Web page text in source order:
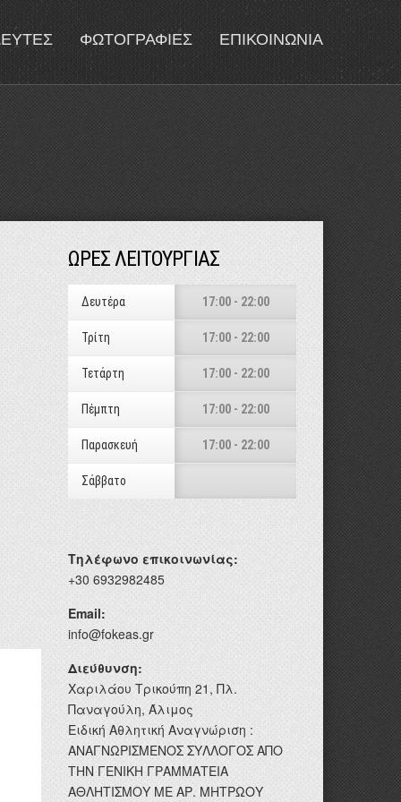
ΦΩΤΟΓΡΑΦΙΕΣ ΕΠΙΚΟΙΝΩΝΙΑ
ΩΡΕΣ ΛΕΙΤΟΥΡΓΙΑΣ
Δευτέρα 17:00 - 22:00
Τρίτη 17:00 - 22:00
Τετάρτη 17:00 - 22:00
Πέμπτη 17:00 - 22:00
Παρασκευή 17:00 - 22:00
Σάββατο
Τηλέφωνο επικοινωνίας:
+30 6932982485
Email:
info@fokeas.gr
Διεύθυνση:
Χαριλάου Τρικούπη 21, Πλ.
Παναγούλη, Άλιμος
Ειδική Αθλητική Αναγνώριση :
ΑΝΑΓΝΩΡΙΣΜΕΝΟΣ ΣΥΛΛΟΓΟΣ ΑΠΟ
ΤΗΝ ΓΕΝΙΚΗ ΓΡΑΜΜΑΤΕΙΑ
ΑΘΛΗΤΙΣΜΟΥ ΜΕ ΑΡ. ΜΗΤΡΩΟΥ